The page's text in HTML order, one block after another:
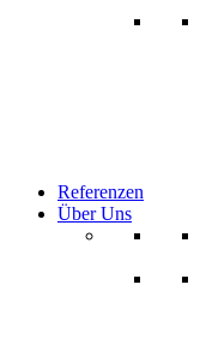
Referenzen
Über Uns